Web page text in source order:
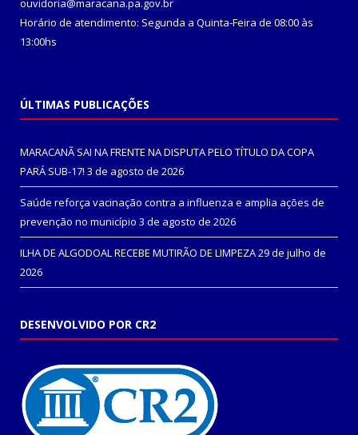
ouvidoria@maracana.pa.gov.br
Horário de atendimento: Segunda a Quinta-Feira de 08:00 às
13:00hs
ÚLTIMAS PUBLICAÇÕES
MARACANÃ SAI NA FRENTE NA DISPUTA PELO TÍTULO DA COPA
PARÁ SUB-17! 3 de agosto de 2026
Saúde reforça vacinação contra a influenza e amplia ações de
prevenção no município 3 de agosto de 2026
ILHA DE ALGODOAL RECEBE MUTIRÃO DE LIMPEZA29 de julho de
2026
DESENVOLVIDO POR CR2